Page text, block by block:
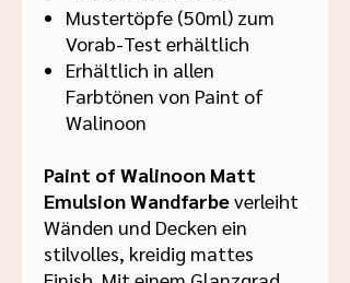
Mustertöpfe (50ml) zum
Vorab-Test erhältlich
Erhältlich in allen
Farbtönen von Paint of
Walinoon
Paint of Walinoon Matt
Emulsion Wandfarbeverleiht
Wänden und Decken ein
stilvolles, kreidig mattes